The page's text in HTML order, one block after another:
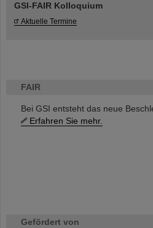
FAIR
Bei GSI entsteht das neue
Erfahren Sie mehr.
Gefördert von
GSI-FAIR Kolloquium
Aktuelle Termine